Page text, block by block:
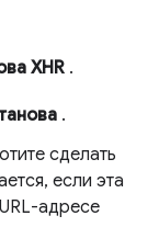
XHR .
.
сделать
если эта
адресе